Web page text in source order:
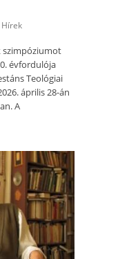
Hírek
szimpóziumot
évfordulója
Teológiai
április 28-án
A